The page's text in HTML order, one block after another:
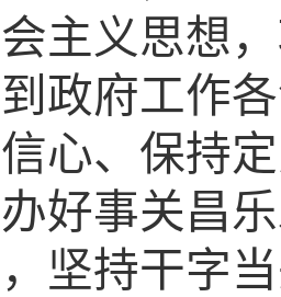
主义思想
政府工作
心、保持
好事关昌
坚持干字